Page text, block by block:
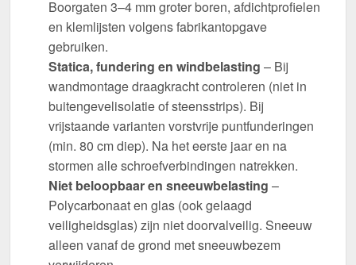
Boorgaten 3–4 mm groter boren, afdichtprofielen
en klemlijsten volgens fabrikantopgave
gebruiken.
Statica, fundering en windbelasting – Bij
wandmontage draagkracht controleren (niet in
buitengevelisolatie of steensstrips). Bij
vrijstaande varianten vorstvrije puntfunderingen
(min. 80 cm diep). Na het eerste jaar en na
stormen alle schroefverbindingen natrekken.
Niet beloopbaar en sneeuwbelasting –
Polycarbonaat en glas (ook gelaagd
veiligheidsglas) zijn niet doorvalveilig. Sneeuw
alleen vanaf de grond met sneeuwbezem